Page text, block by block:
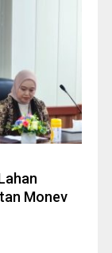
Monev